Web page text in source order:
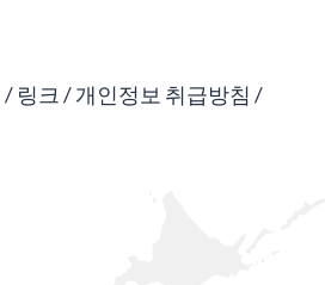
링크 개인정보 취급방침